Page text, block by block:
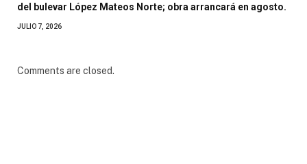
del bulevar López Mateos Norte; obra arrancará en agosto.
JULIO 7, 2026
Comments are closed.